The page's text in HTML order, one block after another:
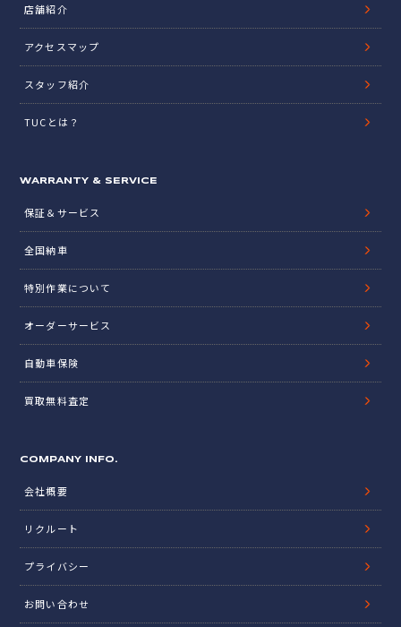
店舗紹介
アクセスマップ
スタッフ紹介
TUCとは？
WARRANTY & SERVICE
保証＆サービス
全国納車
特別作業について
オーダーサービス
自動車保険
買取無料査定
COMPANY INFO.
会社概要
リクルート
プライバシー
お問い合わせ